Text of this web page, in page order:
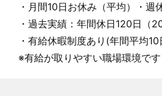
・月間10日お休み（平均）・週
・過去実績：年間休日120日（
・有給休暇制度あり(年間平均
※有給が取りやすい職場環境です